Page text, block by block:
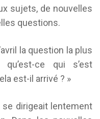
sujets, de nouvelles
questions.
la question la plus
ce qui s’est
est-il arrivé ? »
se dirigeait lentement